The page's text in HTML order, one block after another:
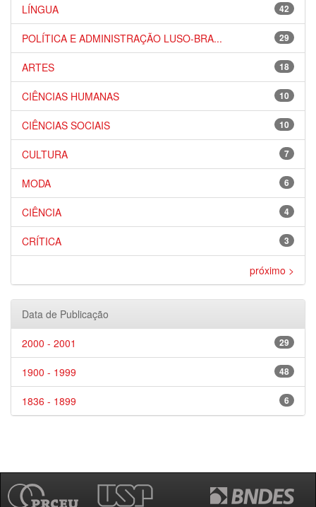
42
LÍNGUA
29
POLÍTICA E ADMINISTRAÇÃO LUSO-BRA...
18
ARTES
10
CIÊNCIAS HUMANAS
10
CIÊNCIAS SOCIAIS
7
CULTURA
6
MODA
4
CIÊNCIA
3
CRÍTICA
próximo >
Data de Publicação
29
2000 - 2001
48
1900 - 1999
6
1836 - 1899